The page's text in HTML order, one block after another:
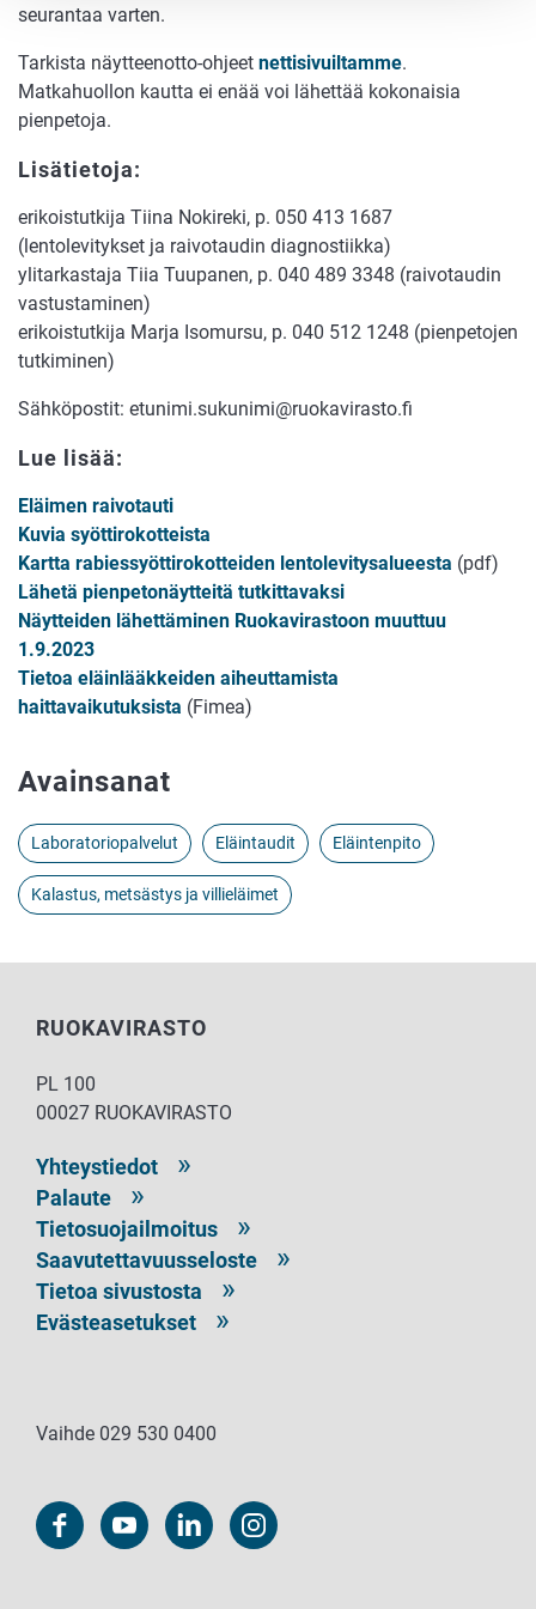
seurantaa varten.
Tarkista näytteenotto-ohjeet nettisivuiltamme.
Matkahuollon kautta ei enää voi lähettää kokonaisia
pienpetoja.
Lisätietoja:
erikoistutkija Tiina Nokireki, p. 050 413 1687
(lentolevitykset ja raivotaudin diagnostiikka)
ylitarkastaja Tiia Tuupanen, p. 040 489 3348 (raivotaudin
vastustaminen)
erikoistutkija Marja Isomursu, p. 040 512 1248 (pienpetojen
tutkiminen)
Sähköpostit: etunimi.sukunimi@ruokavirasto.fi
Lue lisää:
Eläimen raivotauti
Kuvia syöttirokotteista
Kartta rabiessyöttirokotteiden lentolevitysalueesta (pdf)
Lähetä pienpetonäytteitä tutkittavaksi
Näytteiden lähettäminen Ruokavirastoon muuttuu
1.9.2023
Tietoa eläinlääkkeiden aiheuttamista
haittavaikutuksista (Fimea)
Avainsanat
Laboratoriopalvelut Eläintaudit Eläintenpito
Kalastus, metsästys ja villieläimet
RUOKAVIRASTO
PL 100
00027 RUOKAVIRASTO
Yhteystiedot
Palaute
Tietosuojailmoitus
Saavutettavuusseloste
Tietoa sivustosta
Evästeasetukset
Vaihde 029 530 0400